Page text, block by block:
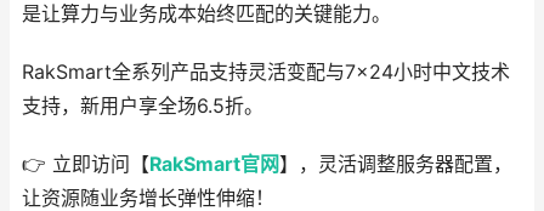
是让算力与业务成本始终匹配的关键能力。
RakSmart全系列产品支持灵活变配与7×24小时中文技术
支持，新用户享全场6.5折。
👉 立即访问【RakSmart官网】，灵活调整服务器配置，
让资源随业务增长弹性伸缩！